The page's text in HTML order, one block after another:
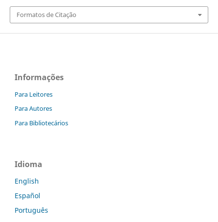
Formatos de Citação
Informações
Para Leitores
Para Autores
Para Bibliotecários
Idioma
English
Español
Português